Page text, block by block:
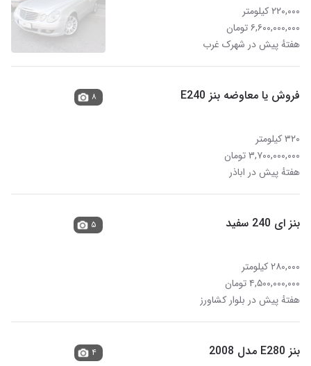
۲۲۰,۰۰۰ کیلومتر
۶,۶۰۰,۰۰۰,۰۰۰ تومان
هفتهٔ پیش در شهرک غرب
فروش یا معاوضه بنز E240
۳۲۰ کیلومتر
۳,۷۰۰,۰۰۰,۰۰۰ تومان
هفتهٔ پیش در اباذر
۸
بنز ای 240 سفید
۲۸۰,۰۰۰ کیلومتر
۴,۵۰۰,۰۰۰,۰۰۰ تومان
هفتهٔ پیش در بلوار کشاورز
۵
بنز E280 مدل 2008 ۴